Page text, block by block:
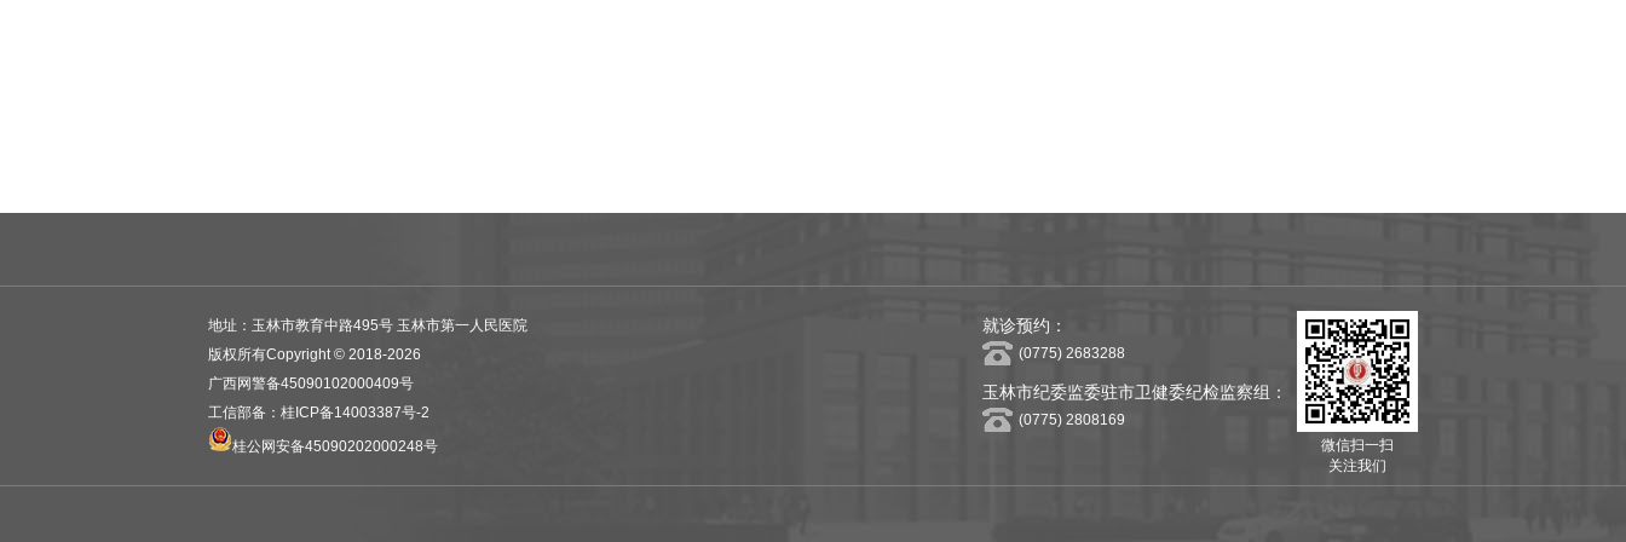
微信扫一扫
关注我们
就诊预约：
(0775) 2683288
玉林市纪委监委驻市卫健委纪检监察组：
(0775) 2808169
地址：玉林市教育中路495号 玉林市第一人民医院
版权所有Copyright © 2018-2026
广西网警备45090102000409号
工信部备：桂ICP备14003387号-2
桂公网安备45090202000248号